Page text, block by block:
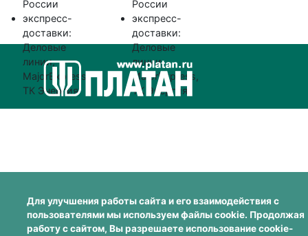
России
экспресс-
доставки:
Деловые
линии,
MajorExpress,
ТК Энергия
России
экспресс-
доставки:
Деловые
линии,
MajorExpress,
ТК Энергия
Для улучшения работы сайта и его взаимодействия с
пользователями мы используем файлы cookie. Продолжая
работу с сайтом, Вы разрешаете использование cookie-